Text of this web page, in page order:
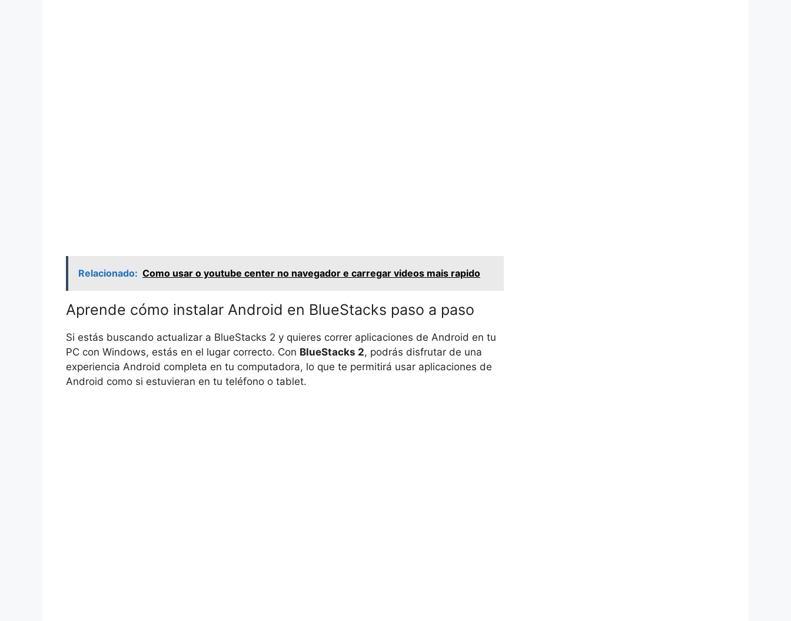
Relacionado: Como usar o youtube center no navegador e carregar videos mais rapido
Aprende cómo instalar Android en BlueStacks paso a paso
Si estás buscando actualizar a BlueStacks 2 y quieres correr aplicaciones de Android en tu
PC con Windows, estás en el lugar correcto. Con BlueStacks 2, podrás disfrutar de una
experiencia Android completa en tu computadora, lo que te permitirá usar aplicaciones de
Android como si estuvieran en tu teléfono o tablet.